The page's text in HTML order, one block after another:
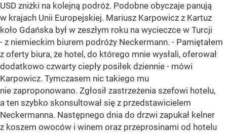
USD zniżki na kolejną podróż. Podobne obyczaje panują
w krajach Unii Europejskiej. Mariusz Karpowicz z Kartuz
koło Gdańska był w zeszłym roku na wycieczce w Turcji
- z niemieckim biurem podróży Neckermann. - Pamiętałem
z oferty biura, że hotel, do którego mnie wysłali, oferował
dodatkowo czwarty ciepły posiłek dziennie - mówi
Karpowicz. Tymczasem nic takiego mu
nie zaproponowano. Zgłosił zastrzeżenia szefowi hotelu,
a ten szybko skonsultował się z przedstawicielem
Neckermanna. Następnego dnia do drzwi zapukał kelner
z koszem owoców i winem oraz przeprosinami od hotelu